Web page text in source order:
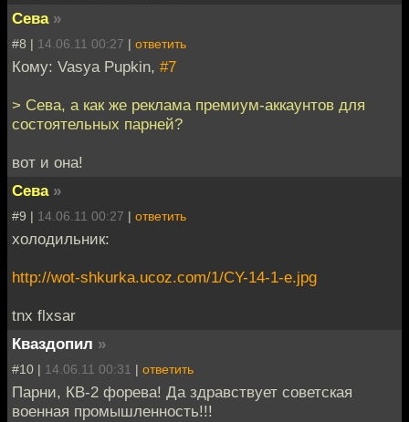
Сева »
#8 | 14.06.11 00:27 | ответить
Кому: Vasya Pupkin, #7
> Сева, а как же реклама премиум-аккаунтов для
состоятельных парней?
вот и она!
Сева »
#9 | 14.06.11 00:27 | ответить
холодильник:
http://wot-shkurka.ucoz.com/1/CY-14-1-e.jpg
tnx flxsar
Кваздопил »
#10 | 14.06.11 00:31 | ответить
Парни, КВ-2 форева! Да здравствует советская
военная промышленность!!!